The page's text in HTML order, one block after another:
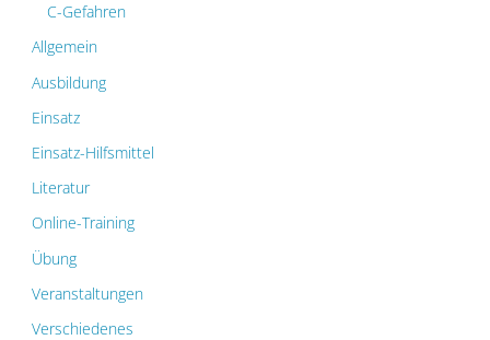
C-Gefahren
Allgemein
Ausbildung
Einsatz
Einsatz-Hilfsmittel
Literatur
Online-Training
Übung
Veranstaltungen
Verschiedenes